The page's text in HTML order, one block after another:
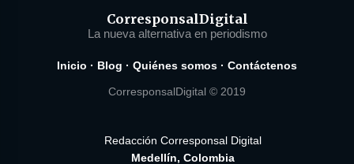
CorresponsalDigital
La nueva alternativa en periodismo
Inicio · Blog · Quiénes somos · Contáctenos
CorresponsalDigital © 2019
Redacción Corresponsal Digital
Medellín, Colombia